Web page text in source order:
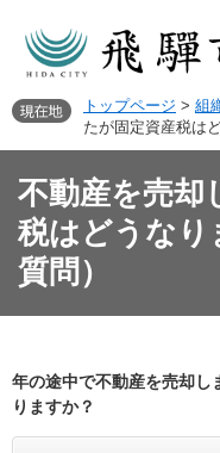
トップページ > 組
たが固定資産税は
不動産を売却
税はどうなり
質問）
年の途中で不動産を売却し
りますか？